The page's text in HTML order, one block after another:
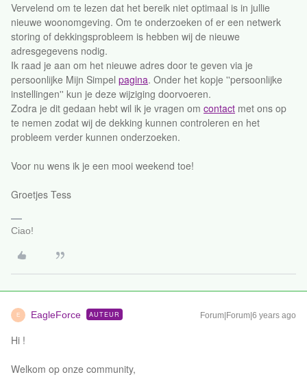
Vervelend om te lezen dat het bereik niet optimaal is in jullie
nieuwe woonomgeving. Om te onderzoeken of er een netwerk
storing of dekkingsprobleem is hebben wij de nieuwe
adresgegevens nodig.
Ik raad je aan om het nieuwe adres door te geven via je
persoonlijke Mijn Simpel pagina. Onder het kopje ''persoonlijke
instellingen'' kun je deze wijziging doorvoeren.
Zodra je dit gedaan hebt wil ik je vragen om contact met ons op
te nemen zodat wij de dekking kunnen controleren en het
probleem verder kunnen onderzoeken.
Voor nu wens ik je een mooi weekend toe!
Groetjes Tess
Ciao!
E EagleForce AUTEUR Forum|Forum|6 years ago
Hi !
Welkom op onze community,